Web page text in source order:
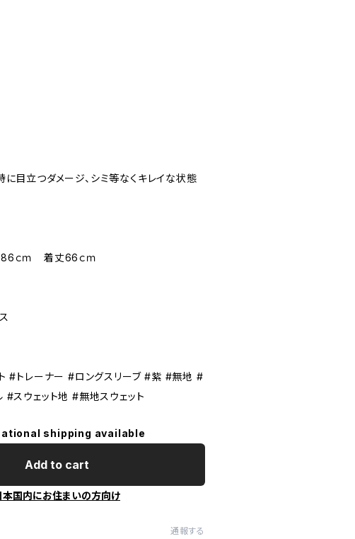
特に目立つダメージ、シミ等なくキレイな状態
ｃｍ 着丈66ｃｍ
#トレーナー #ロングスリーブ #紫 #無地 #
#スウェット地 #無地スウェット
shipping available
Add to cart
本国内にお住まいの方向け
通報する